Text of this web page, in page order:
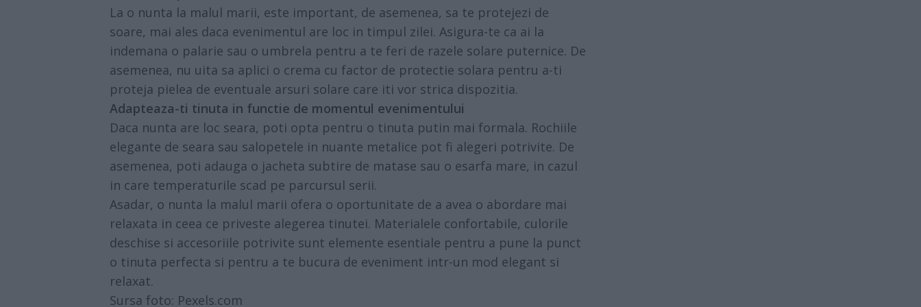
La o nunta la malul marii, este important, de asemenea, sa te protejezi de
soare, mai ales daca evenimentul are loc in timpul zilei. Asigura-te ca ai la
indemana o palarie sau o umbrela pentru a te feri de razele solare puternice. De
asemenea, nu uita sa aplici o crema cu factor de protectie solara pentru a-ti
proteja pielea de eventuale arsuri solare care iti vor strica dispozitia.
Adapteaza-ti tinuta in functie de momentul evenimentului
Daca nunta are loc seara, poti opta pentru o tinuta putin mai formala. Rochiile
elegante de seara sau salopetele in nuante metalice pot fi alegeri potrivite. De
asemenea, poti adauga o jacheta subtire de matase sau o esarfa mare, in cazul
in care temperaturile scad pe parcursul serii.
Asadar, o nunta la malul marii ofera o oportunitate de a avea o abordare mai
relaxata in ceea ce priveste alegerea tinutei. Materialele confortabile, culorile
deschise si accesoriile potrivite sunt elemente esentiale pentru a pune la punct
o tinuta perfecta si pentru a te bucura de eveniment intr-un mod elegant si
relaxat.
Sursa foto: Pexels.com